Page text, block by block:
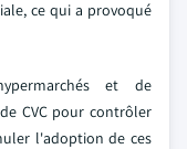
ce qui a provoqué
et de
CVC pour contrôler
l'adoption de ces